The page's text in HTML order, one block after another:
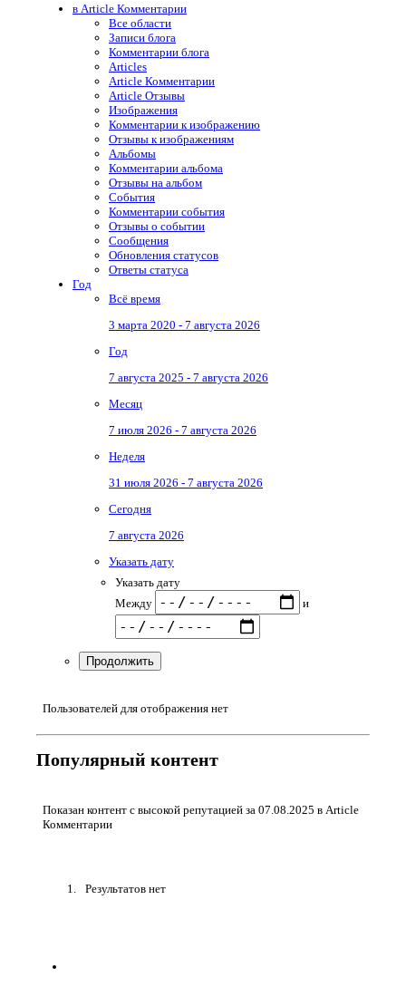
в Article Комментарии
Все области
Записи блога
Комментарии блога
Articles
Article Комментарии
Article Отзывы
Изображения
Комментарии к изображению
Отзывы к изображениям
Альбомы
Комментарии альбома
Отзывы на альбом
События
Комментарии события
Отзывы о событии
Сообщения
Обновления статусов
Ответы статуса
Год
Всё время
3 марта 2020 - 7 августа 2026
Год
7 августа 2025 - 7 августа 2026
Месяц
7 июля 2026 - 7 августа 2026
Неделя
31 июля 2026 - 7 августа 2026
Сегодня
7 августа 2026
Указать дату
Указать дату
Между
и
Продолжить
Пользователей для отображения нет
Популярный контент
Показан контент с высокой репутацией за 07.08.2025 в Article
Комментарии
Результатов нет